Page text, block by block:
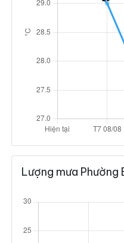
Lượng mưa